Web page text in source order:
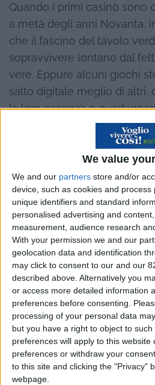
We value
We and our partners store and/or
device, such as cookies and
unique identifiers and standard
personalised advertising and
measurement, audience research
With your permission we and our
geolocation data and identification
may click to consent to our and our
described above. Alternatively you
or access more detailed information
preferences before consenting.
processing of your personal data
but you have a right to object to
preferences will apply to this website
preferences or withdraw your
to this site and clicking the "Privacy"
webpage.
Quando i primi casinò sono
a metà degli anni Novanta,
che il fascino del tavolo
sopravvivere lontano dal
vere. Eppure alcuni giochi
salto digitale meglio di altri,
la loro essenza e
nel passaggio. Capire quali
questa transizione, e per
molto di come funziona
casinò. Non è stata solo una
ma di equilibrio tra fedeltà
vantaggi che solo lo
Indice
Perché alcuni giochi
Roulette, blackjack e
virtuale
Le slot, regine
La tecnologia che ha
Come si gioca oggi
Una tradizione che